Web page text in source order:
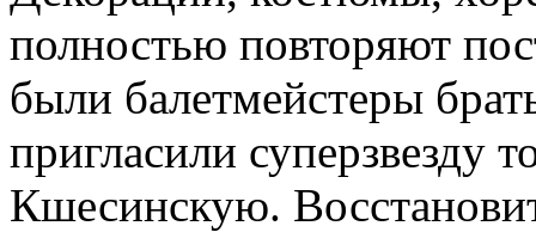
полностью повторяют
были балетмейстеры
пригласили суперзвезду
Кшесинскую.